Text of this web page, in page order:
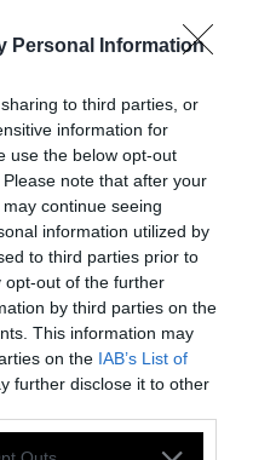
Personal Information
to third parties, or
information for
use the below opt-out
note that after your
continue seeing
information utilized by
to third parties prior to
opt-out of the further
by third parties on the
This information may
on the IAB’s List of
further disclose it to other
με τον
αναφορά στην
Έτσι ο όρος
στο πεδίο
επιβάλλει στα
για την
την
την καταγραφή
που αφορούν